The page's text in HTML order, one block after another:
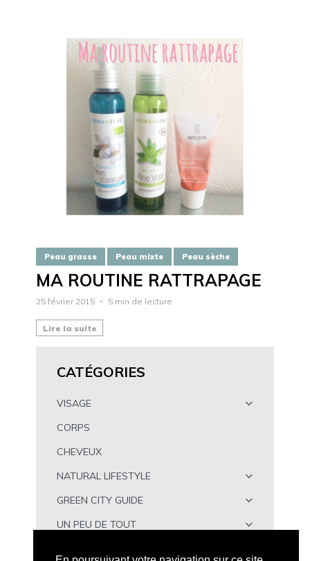
Peau grasse Peau mixte Peau sèche
MA ROUTINE RATTRAPAGE
25 février 2015 5 min de lecture
Lire la suite
CATÉGORIES
VISAGE
CORPS
CHEVEUX
NATURAL LIFESTYLE
GREEN CITY GUIDE
UN PEU DE TOUT